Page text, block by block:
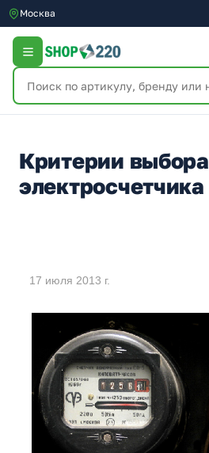
Москва
Критерии выбора
электросчетчика
17 июля 2013 г.